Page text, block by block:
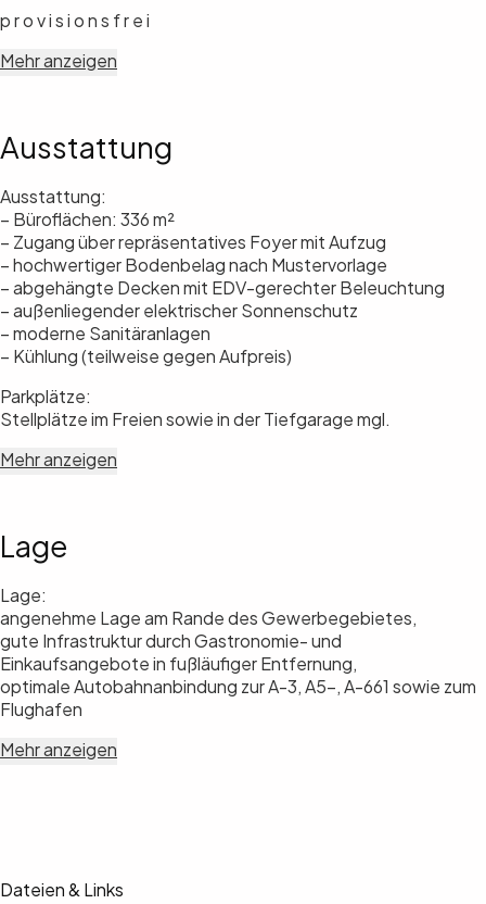
p r o v i s i o n s f r e i
Mehr anzeigen
Ausstattung
Ausstattung:
– Büroflächen: 336 m²
– Zugang über repräsentatives Foyer mit Aufzug
– hochwertiger Bodenbelag nach Mustervorlage
– abgehängte Decken mit EDV-gerechter Beleuchtung
– außenliegender elektrischer Sonnenschutz
– moderne Sanitäranlagen
– Kühlung (teilweise gegen Aufpreis)
Parkplätze:
Stellplätze im Freien sowie in der Tiefgarage mgl.
Mehr anzeigen
Lage
Lage:
angenehme Lage am Rande des Gewerbegebietes,
gute Infrastruktur durch Gastronomie- und
Einkaufsangebote in fußläufiger Entfernung,
optimale Autobahnanbindung zur A-3, A5-, A-661 sowie zum
Flughafen
Mehr anzeigen
Dateien & Links